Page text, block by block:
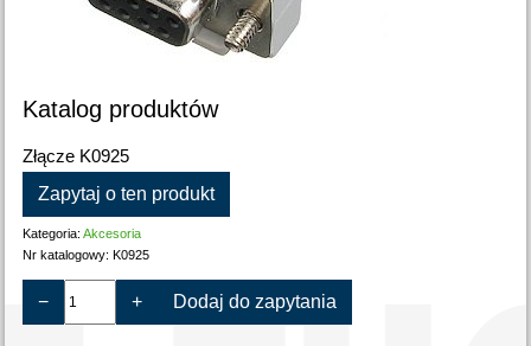
Katalog produktów
Złącze K0925
Zapytaj o ten produkt
Kategoria:Akcesoria
Nr katalogowy:K0925
− + Dodaj do zapytania